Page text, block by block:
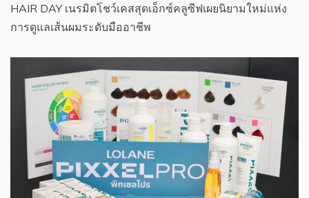
HAIR DAY เนรมิตโชว์เคสสุดเอ็กซ์คลูซีฟเผยนิยามใหม่แห่ง
การดูแลเส้นผมระดับมืออาชีพ